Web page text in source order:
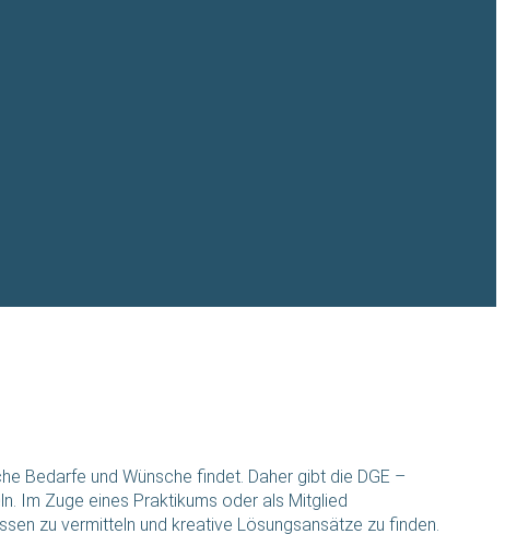
Bedarfe und Wünsche findet. Daher gibt die DGE –
Im Zuge eines Praktikums oder als Mitglied
zu vermitteln und kreative Lösungsansätze zu finden.